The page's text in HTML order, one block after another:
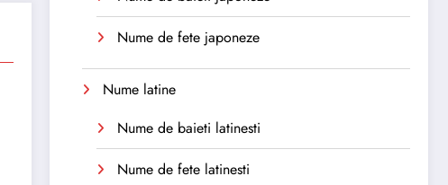
Nume de fete japoneze
Nume latine
Nume de baieti latinesti
Nume de fete latinesti